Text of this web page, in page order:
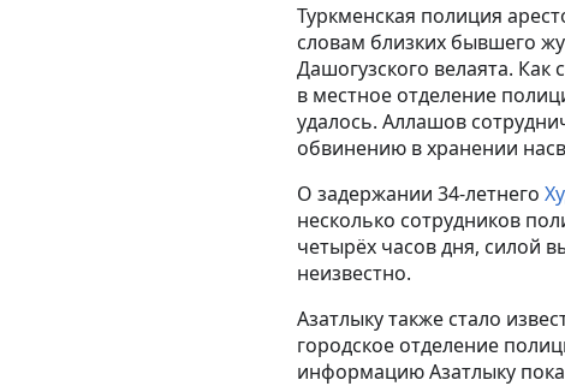
Туркменская полиция
словам близких бывшего
Дашогузского велаята.
в местное отделение
удалось. Аллашов
обвинению в хранении
О задержании 34-летнего
несколько сотрудников
четырёх часов дня, силой
неизвестно.
Азатлыку также стало
городское отделение
информацию Азатлыку